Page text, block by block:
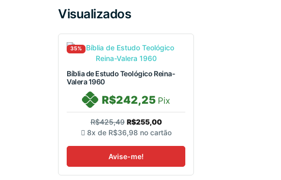
Visualizados
35%
Bíblia de Estudo Teológico Reina-
Valera 1960
R$242,25 Pix
R$425,49 R$255,00
8x de R$36,98 no cartão
Avise-me!